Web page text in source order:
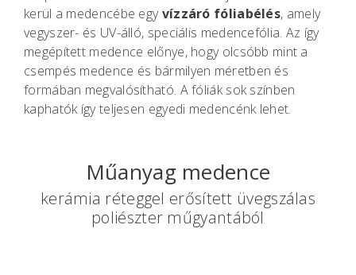
kerül a medencébe egyvízzáró fóliabélés, amely
vegyszer- és UV-álló, speciális medencefólia. Az így
megépített medence előnye, hogy olcsóbb mint a
csempés medence és bármilyen méretben és
formában megvalósítható. A fóliák sok színben
kaphatók így teljesen egyedi medencénk lehet.
Műanyag medence
kerámia réteggel erősített üvegszálas
poliészter műgyantából